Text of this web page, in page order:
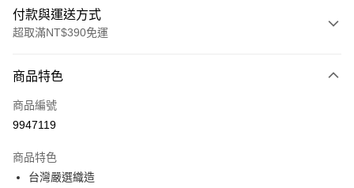
付款與運送方式
超取滿NT$390免運
POYA支付
信用卡一次付款
LINE Pay
商品特色
商品編號
9947119
商品特色
台灣嚴選織造